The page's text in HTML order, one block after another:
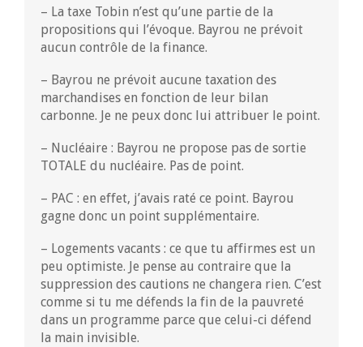
– La taxe Tobin n’est qu’une partie de la
propositions qui l’évoque. Bayrou ne prévoit
aucun contrôle de la finance.
– Bayrou ne prévoit aucune taxation des
marchandises en fonction de leur bilan
carbonne. Je ne peux donc lui attribuer le point.
– Nucléaire : Bayrou ne propose pas de sortie
TOTALE du nucléaire. Pas de point.
– PAC : en effet, j’avais raté ce point. Bayrou
gagne donc un point supplémentaire.
– Logements vacants : ce que tu affirmes est un
peu optimiste. Je pense au contraire que la
suppression des cautions ne changera rien. C’est
comme si tu me défends la fin de la pauvreté
dans un programme parce que celui-ci défend
la main invisible.